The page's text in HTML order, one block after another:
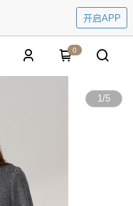
开启APP
0
1/5